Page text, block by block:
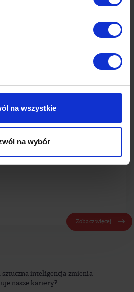
na wszystkie
na wybór
odpowiadała za budowę
WeDare w Izbie
więcej tekstów tego autora
dla
Zobacz więcej
sztuczna inteligencja zmienia
nasze kariery?